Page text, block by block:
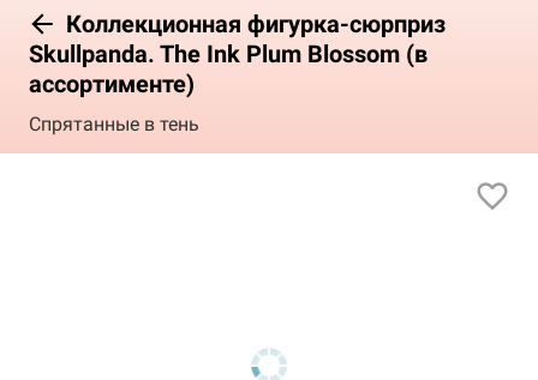
Коллекционная фигурка-сюрприз
Skullpanda. The Ink Plum Blossom (в
ассортименте)
Спрятанные в тень